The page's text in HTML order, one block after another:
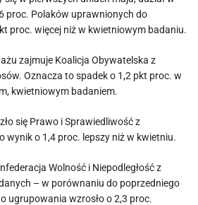
proc. Polaków uprawnionych do
proc. więcej niż w kwietniowym badaniu.
zajmuje Koalicja Obywatelska z
Oznacza to spadek o 1,2 pkt proc. w
kwietniowym badaniem.
się Prawo i Sprawiedliwość z
wynik o 1,4 proc. lepszy niż w kwietniu.
Wolność i Niepodległość z
– w porównaniu do poprzedniego
ugrupowania wzrosło o 2,3 proc.